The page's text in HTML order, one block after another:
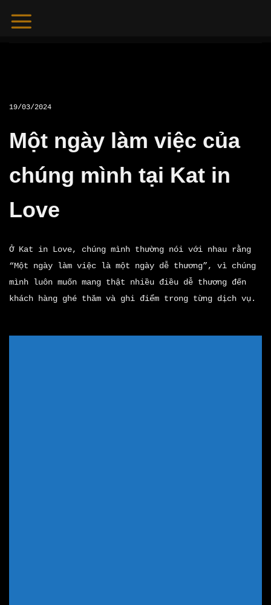
19/03/2024
Một ngày làm việc của
chúng mình tại Kat in
Love
Ở Kat in Love, chúng mình thường nói với nhau rằng
“Một ngày làm việc là một ngày dễ thương”, vì chúng
mình luôn muốn mang thật nhiều điều dễ thương đến
khách hàng ghé thăm và ghi điểm trong từng dịch vụ.